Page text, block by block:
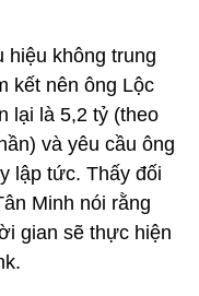
hiệu không trung
kết nên ông Lộc
lại là 5,2 tỷ (theo
và yêu cầu ông
lập tức. Thấy đối
Minh nói rằng
gian sẽ thực hiện